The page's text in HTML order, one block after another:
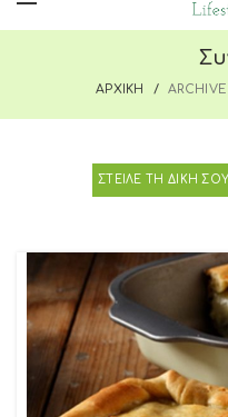
ΑΡΧΙΚΗ
ΣΤΕΙΛΕ ΤΗ ΔΙΚΗ